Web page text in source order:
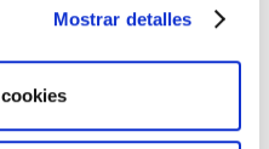
Mostrar detalles
planes de prejubilación
esta realidad, los
de buenas prácticas a
de planes y políticas